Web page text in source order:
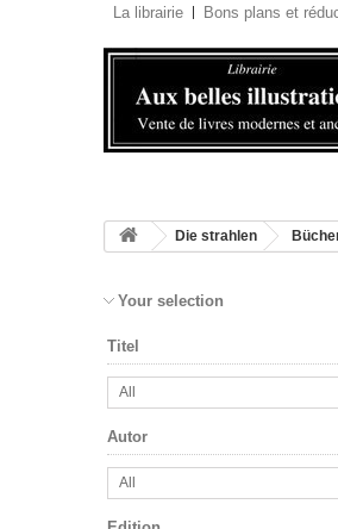
La librairie Bons plans et
Die strahlen
Your selection
Titel
All
Autor
All